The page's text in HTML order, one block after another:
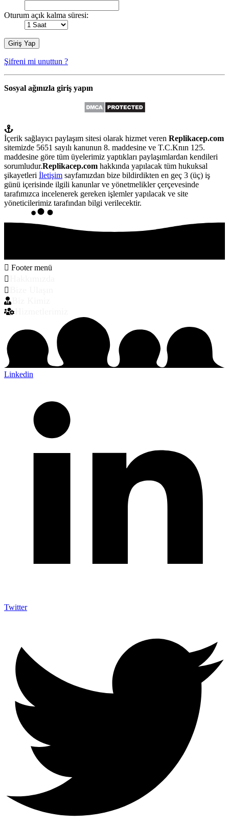
Oturum açık kalma süresi:
Şifreni mi unuttun ?
Sosyal ağınızla giriş yapın
İçerik sağlayıcı paylaşım sitesi olarak hizmet veren Replikacep.com
sitemizde 5651 sayılı kanunun 8. maddesine ve T.C.Knın 125.
maddesine göre tüm üyelerimiz yaptıkları paylaşımlardan kendileri
sorumludur.Replikacep.com hakkında yapılacak tüm hukuksal
şikayetleri İletişim sayfamızdan bize bildirdikten en geç 3 (üç) iş
günü içerisinde ilgili kanunlar ve yönetmelikler çerçevesinde
tarafımızca incelenerek gereken işlemler yapılacak ve site
yöneticilerimiz tarafından bilgi verilecektir.
Footer menü
Linkedin
Twitter